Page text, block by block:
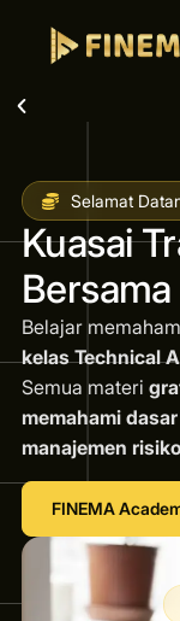
Selamat
Kuasai
Belajar
kelas Technical
Semua materi
memahami
manajemen
FINEMA